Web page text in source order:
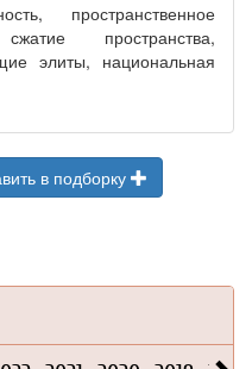
пространственное
пространства,
элиты, национальная
в подборку